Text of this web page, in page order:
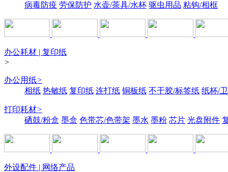
病毒防疫 劳保防护 水壶/茶具/水杯 驱虫用品 粘钩/相框
办公耗材 | 复印纸
>
办公用纸>
相纸 热敏纸 复印纸 连打纸 铜板纸 不干胶/标签纸 纸杯/
打印耗材>
硒鼓/粉盒 墨盒 色带芯/色带架 墨水 墨粉 芯片 光盘附件
外设配件 | 网络产品